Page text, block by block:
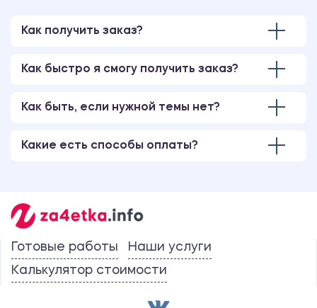
Как получить заказ?
Как быстро я смогу получить заказ?
Как быть, если нужной темы нет?
Какие есть способы оплаты?
Готовые работы
Наши услуги
Калькулятор стоимости